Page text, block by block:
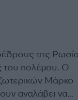
της
του πολέμου. Ο
Μάρκο
αναλάβει να…